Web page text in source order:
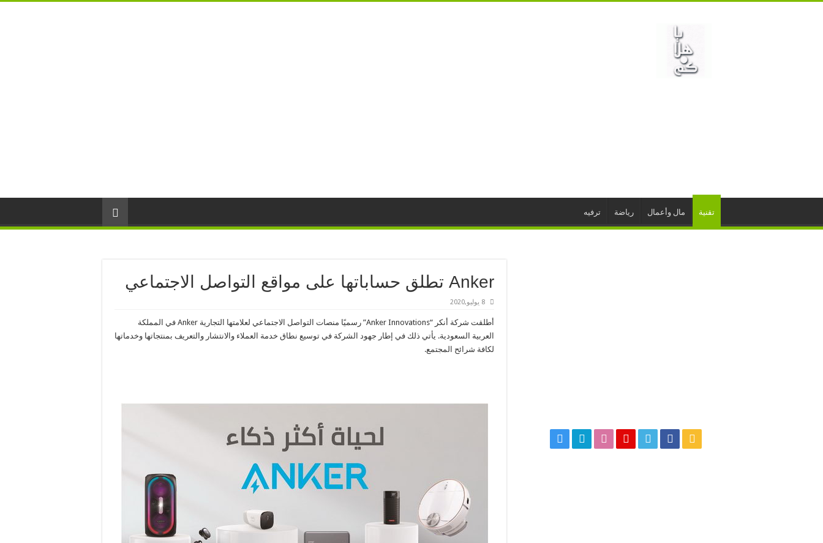
تقنية مال وأعمال رياضة ترفيه
Anker تطلق حساباتها على مواقع التواصل الاجتماعي
8 يوليو,2020
أطلقت شركة أنكر “Anker Innovations” رسميًا منصات التواصل الاجتماعي لعلامتها التجارية Anker في المملكة
العربية السعودية. يأتي ذلك في إطار جهود الشركة في توسيع نطاق خدمة العملاء والانتشار والتعريف بمنتجاتها وخدماتها
لكافة شرائح المجتمع.